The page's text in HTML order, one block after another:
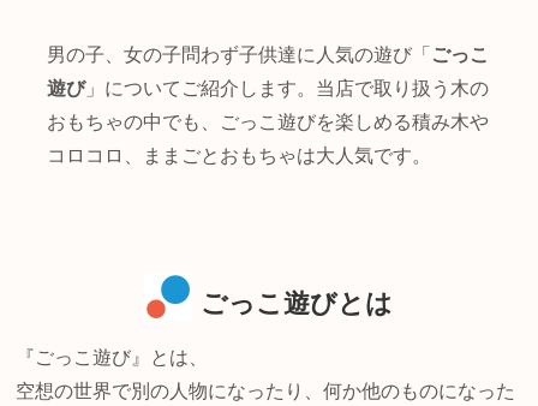
男の子、女の子問わず子供達に人気の遊び「 ごっこ
遊び」についてご紹介します。当店で取り扱う木の
おもちゃの中でも、ごっこ遊びを楽しめる積み木や
コロコロ、ままごとおもちゃは大人気です。
ごっこ遊びとは
『ごっこ遊び』とは、
空想の世界で別の人物になったり、何か他のものになった